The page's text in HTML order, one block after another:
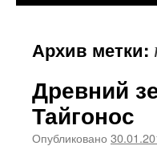
Архив метки:
Древний
Тайгонос
Опубликовано